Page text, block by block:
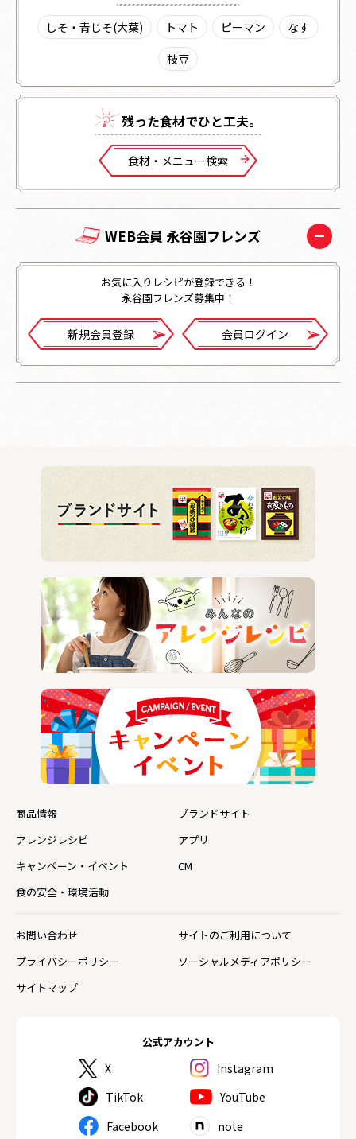
しそ・青じそ(大葉) トマト ピーマン
なす
枝豆
残った⾷材でひと⼯夫。
⾷材・メニュー検索
WEB会員 永谷園フレンズ
お気に入りレシピが登録できる！
永谷園フレンズ募集中！
新規会員登録 会員ログイン
公式アカウント
X
Instagram
TikTok
YouTube
Facebook
note
商品情報
ブランドサイト
アレンジレシピ
アプリ
キャンペーン・イベント
CM
食の安全・環境活動
お問い合わせ
サイトのご利用について
プライバシーポリシー
ソーシャルメディアポリシー
サイトマップ